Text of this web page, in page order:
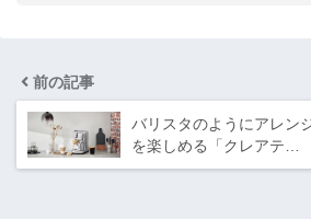
前の記事
バリスタのようにアレン
を楽しめる「クレアテ…